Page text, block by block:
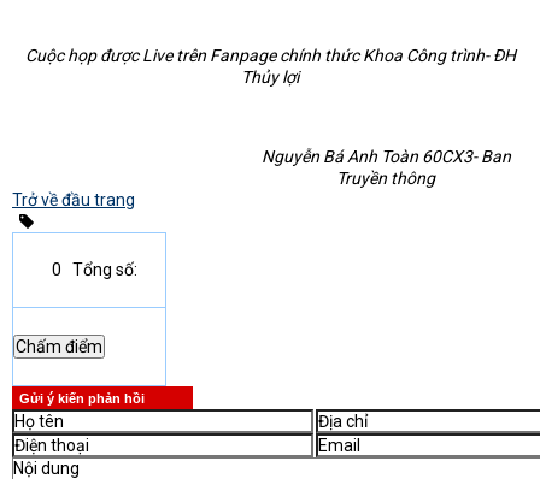
Cuộc họp được Live trên Fanpage chính thức Khoa Công trình- ĐH
Thủy lợi
Nguyễn Bá Anh Toàn 60CX3- Ban
Truyền thông
Trở về đầu trang
0 Tổng số:
Gửi ý kiến phản hồi